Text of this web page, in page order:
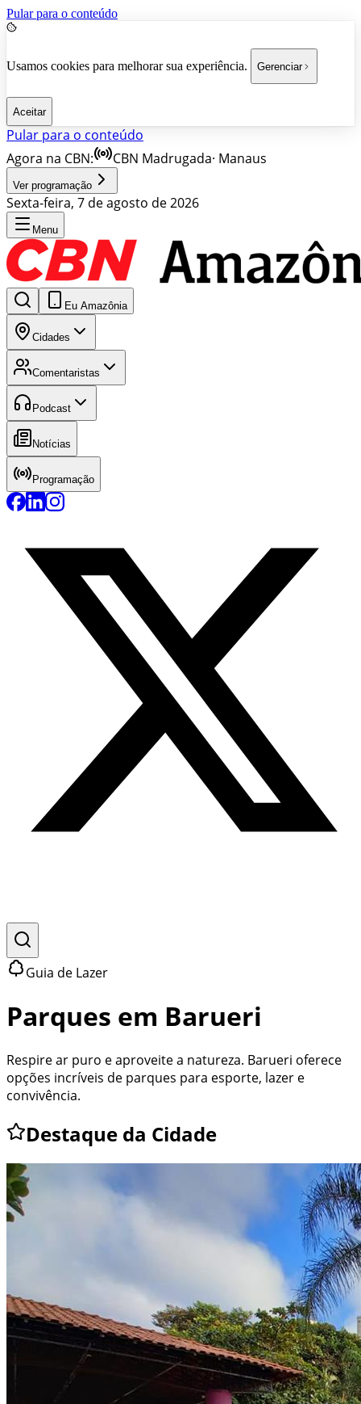
Pular para o conteúdo
Usamos cookies para melhorar sua experiência. Gerenciar
Aceitar
Pular para o conteúdo
Agora na CBN:
CBN Madrugada· Manaus
Ver programação
Sexta-feira, 7 de agosto de 2026
Menu
Eu Amazônia
Cidades
Comentaristas
Podcast
Notícias
Programação
Guia de Lazer
Parques em Barueri
Respire ar puro e aproveite a natureza. Barueri oferece
opções incríveis de parques para esporte, lazer e
convivência.
Destaque da Cidade